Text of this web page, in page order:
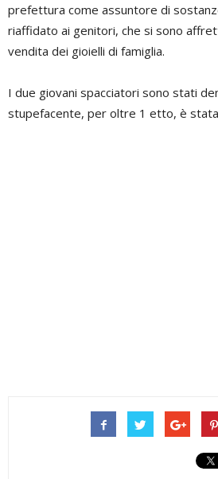
prefettura come assuntore di
riaffidato ai genitori, che si sono
vendita dei gioielli di famiglia.
I due giovani spacciatori sono stati
stupefacente, per oltre 1 etto, è